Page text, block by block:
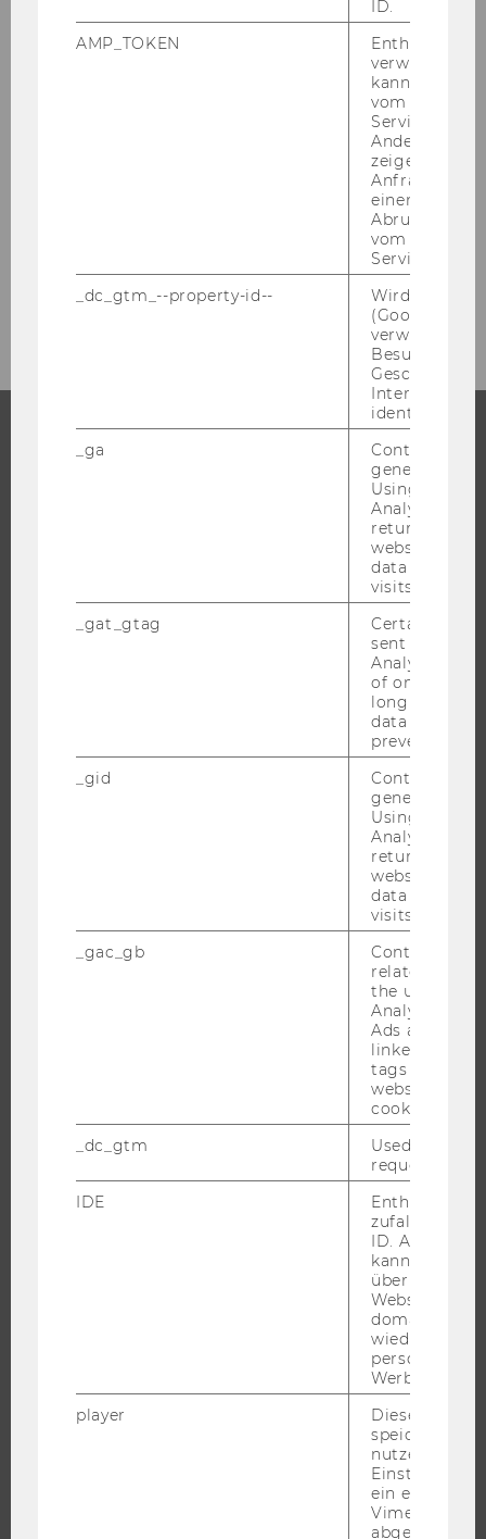
April 2021
September 2021
STUDIUM
DOKTORAT / PHD
EXECUTIVE EDUCATION
INTERNATIONALE UND INCOMING EXCHANGE STUDIERENDE
ANGEBOTE FÜR SCHULEN UND STUDIENINTERESSIERTE
STUDENT CLUBS
FORSCHUNGSPORTAL
FORSCHENDE
UNIVERSITÄT
ÜBER DIE WU
WU FOUNDATION
ID.
AMP_TOKEN
Enthält ein
verwendet
kann, um
vom AMP-
Service
Andere
zeigen Opt-
Anfrage im
einen Fehler
Abrufen
vom AMP
Service an.
_dc_gtm_--property-id--
Wird von
(Google Tag
verwendet,
Besucher
Geschlecht
Interessen zu
identifizieren.
_ga
Contains a
generated
Using this
Analytics can
returning
website and
data from
visits.
_gat_gtag
Certain data
sent to
Analytics a
of once per
long as it is
data
prevented.
_gid
Contains a
generated
Using this
Analytics can
returning
website and
data from
visits.
_gac_gb
Contains
related
the user. If
Analytics and
Ads accounts
linked, the
tags on the
website read
cookie.
_dc_gtm
Used to
request rate.
IDE
Enthält eine
ID. Anhand
kann Google
über
Websites
Werbung
player
Dieses Cookie
speichert
ein
Vimeo-Video
abgespielt